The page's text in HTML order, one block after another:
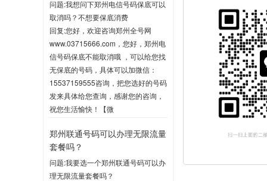
问题:我想问下郑州电信号码保底可以
取消吗？不想要保底消费
回复:您好，欢迎咨询郑州全号网
www.03715666.com，您好，郑州电
信号码保底不能取消哦 ，可以给您找
无保底的号码，具体可以加微信：
15537159555咨询，把您选好的号码
发来具体给您查询，感谢您的咨询，
祝您生活愉快！【微
2020-06-03 10:04
郑州联通号码可以办理无限流量
套餐吗？
问题:我要选一个郑州联通号码可以办
理无限流量套餐吗？